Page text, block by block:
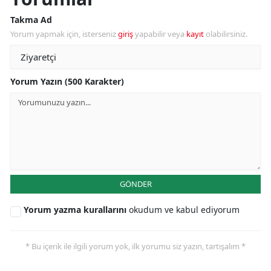
Takma Ad
Yorum yapmak için, istersenizgirişyapabilir veya kayıt olabilirsiniz.
Yorum Yazın (500 Karakter)
GÖNDER
Yorum yazma kurallarını okudum ve kabul ediyorum
* Bu içerik ile ilgili yorum yok, ilk yorumu siz yazın, tartışalım *